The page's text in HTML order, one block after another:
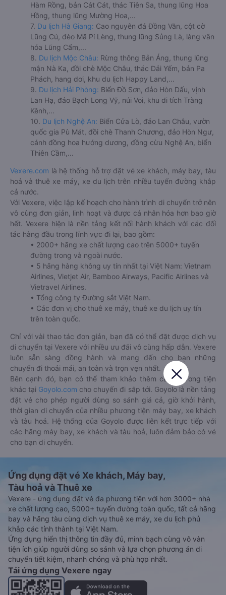
Hàm Rồng, bản Cát Cát, thác Tiên Sa, thung lũng Hoa
Hồng, thung lũng Mường Hoa,...
7. Du lịch Hà Giang: Cao nguyên đá Đồng Văn, cột cờ
Lũng Cú, đèo Mã Pí Lèng, thung lũng Sủng Là, làng văn
hóa Lũng Cẩm,...
8. Du lịch Mộc Châu: Rừng thông Bản Áng, thung lũng
mận Nà Ka, đồi chè Mộc Châu, thác Dải Yếm, bản Pa
Phách, hang dơi, khu du lịch Happy Land,...
9. Du lịch Hải Phòng: Biển Đồ Sơn, đảo Hòn Dấu, vịnh
Lan Hạ, đảo Bạch Long Vỹ, núi Voi, khu di tích Tràng
Kênh,...
10. Du lịch Nghệ An: Biển Cửa Lò, đảo Lan Châu, vườn
quốc gia Pù Mát, đồi chè Thanh Chương, đảo Hòn Ngư,
cánh đồng hoa hướng dương, đồng cừu Nghệ An, biển
Thiên Cầm,...
Vexere.com là hệ thống hỗ trợ đặt vé xe khách, máy bay, tàu
hoả và thuê xe máy, xe du lịch trên nhiều tuyến đường khắp
cả nước.
Với Vexere, việc lập kế hoạch cho hành trình di chuyển trở nên
vô cùng đơn giản, linh hoạt và được cá nhân hóa hơn bao giờ
hết. Vexere hiện là nền tảng kết nối hành khách với các đối
tác hàng đầu trong lĩnh vực đi lại, bao gồm:
• 2000+ hãng xe chất lượng cao trên 5000+ tuyến
đường trong và ngoài nước.
• 5 hãng hàng không uy tín nhất tại Việt Nam: Vietnam
Airlines, Vietjet Air, Bamboo Airways, Pacific Airlines và
Vietravel Airlines.
• Tổng công ty Đường sắt Việt Nam.
• Các đơn vị cho thuê xe máy, thuê xe du lịch uy tín
trên toàn quốc.
Chỉ với vài thao tác đơn giản, bạn đã có thể đặt được dịch vụ
di chuyển tại Vexere với nhiều ưu đãi vô cùng hấp dẫn. Vexere
luôn sẵn sàng đồng hành và mang đến cho bạn những
chuyến đi thoải mái, an toàn và trọn vẹn nhất.
Bên cạnh đó, bạn có thể tham khảo thêm các phương tiện
khác tại Goyolo.com cho chuyến đi sắp tới. Goyolo là nền tảng
đặt vé cho phép người dùng so sánh giá cả, giờ khởi hành,
thời gian di chuyển của nhiều phương tiện máy bay, xe khách
và tàu hoả. Hệ thống của Goyolo được liên kết trực tiếp với
các hãng máy bay, xe khách và tàu hoả, luôn đảm bảo có vé
cho bạn di chuyển.
Ứng dụng đặt vé Xe khách, Máy bay,
Tàu hoả và Thuê xe
Vexere - ứng dụng đặt vé đa phương tiện với hơn 3000+ nhà
xe chất lượng cao, 5000+ tuyến đường toàn quốc, tất cả hãng
bay và hãng tàu cùng dịch vụ thuê xe máy, xe du lịch phủ
khắp các tỉnh thành tại Việt Nam.
Ứng dụng hiển thị thông tin đầy đủ, minh bạch cùng vô vàn
tiện ích giúp người dùng so sánh và lựa chọn phương án di
chuyển tiết kiệm, nhanh chóng và phù hợp nhất.
Tải ứng dụng Vexere ngay